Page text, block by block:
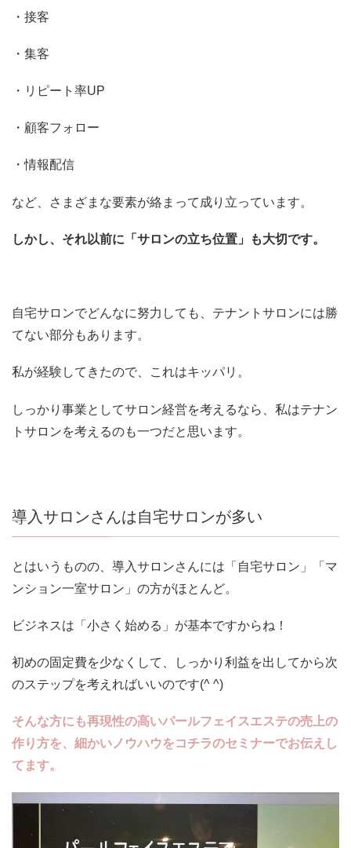
・接客
・集客
・リピート率UP
・顧客フォロー
・情報配信
など、さまざまな要素が絡まって成り立っています。
しかし、それ以前に「サロンの立ち位置」も大切です。
自宅サロンでどんなに努力しても、テナントサロンには勝
てない部分もあります。
私が経験してきたので、これはキッパリ。
しっかり事業としてサロン経営を考えるなら、私はテナン
トサロンを考えるのも一つだと思います。
導入サロンさんは自宅サロンが多い
とはいうものの、導入サロンさんには「自宅サロン」「マ
ンション一室サロン」の方がほとんど。
ビジネスは「小さく始める」が基本ですからね！
初めの固定費を少なくして、しっかり利益を出してから次
のステップを考えればいいのです(^ ^)
そんな方にも再現性の高いパールフェイスエステの売上の
作り方を、細かいノウハウをコチラのセミナーでお伝えし
てます。